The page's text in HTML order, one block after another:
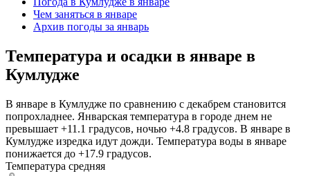
Чем заняться в январе
Архив погоды за январь
Температура и осадки в январе в
Кумлудже
В январе в Кумлудже по сравнению с декабрем становится
попрохладнее. Январская температура в городе днем не
превышает +11.1 градусов, ночью +4.8 градусов. В январе в
Кумлудже изредка идут дожди. Температура воды в январе
понижается до +17.9 градусов.
Температура средняя